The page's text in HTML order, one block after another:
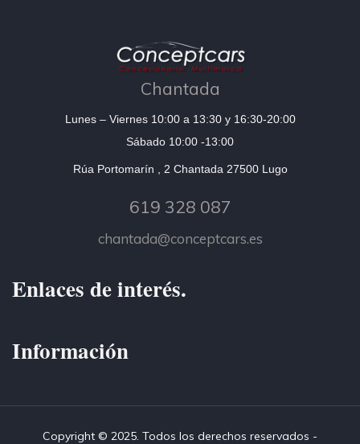
Chantada
Lunes – Viernes 10:00 a 13:30 y 16:30-20:00
Sábado 10:00 -13:00
Rúa Portomarín , 2 Chantada 27500 Lugo
619 328 087
chantada@conceptcars.es
Enlaces de interés.
Información
Copyright © 2025. Todos los derechos reservados -